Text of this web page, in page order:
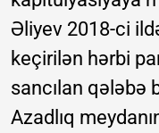
Əliyev 2018-ci
keçirilən hərbi
sancılan qələbə
Azadlıq